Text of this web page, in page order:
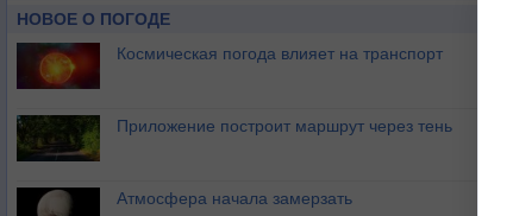
НОВОЕ О ПОГОДЕ
Космическая погода влияет на транспорт
Приложение построит маршрут через тень
Атмосфера начала замерзать